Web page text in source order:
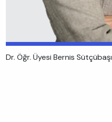
Dr. Öğr. Üyesi Bernis Sütçübaşı